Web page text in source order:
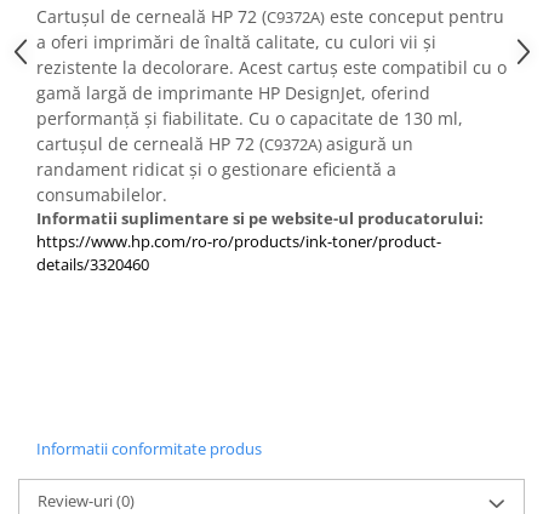
All-in-One PC
Mini PC
Monitoare
Monitoare LED
Accesorii monitoare
Componente
Placi video
Procesoare
Carcase
Cartușul de cerneală HP 72 (C9372A) este conceput pentru
a oferi imprimări de înaltă calitate, cu culori vii și
rezistente la decolorare. Acest cartuș este compatibil cu o
gamă largă de imprimante HP DesignJet, oferind
performanță și fiabilitate. Cu o capacitate de 130 ml,
cartușul de cerneală HP 72 (C9372A)asigură un
randament ridicat și o gestionare eficientă a
consumabilelor.
Informatii suplimentare si pe website-ul producatorului:
https://www.hp.com/ro-ro/products/ink-toner/product-
details/3320460
Informatii conformitate produs
Review-uri(0)